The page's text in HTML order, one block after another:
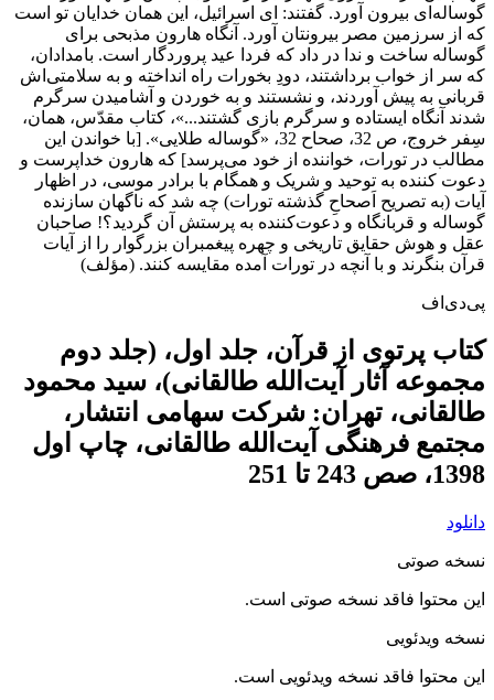
گوساله‌اى بيرون آورد. گفتند: اى اسرائيل، اين همان خدايان تو است
كه از سرزمين مصر بيرونتان آورد. آنگاه هارون مذبحى براى
گوساله ساخت و ندا در داد كه فردا عيد پروردگار است. بامدادان،
كه سر از خواب برداشتند، دودِ بخورات راه انداخته و به سلامتى‌اش
قربانى به پيش آوردند، و نشستند و به خوردن و آشاميدن سرگرم
شدند آنگاه ايستاده و سرگرم بازى گشتند...»، كتاب مقدّس، همان،
سِفر خروج، ص 32، صحاح 32، «گوساله طلايى». [با خواندن اين
مطالب در تورات، خواننده از خود مى‌پرسد] كه هارون خداپرست و
دعوت كننده به توحيد و شريک و همگام با برادر موسى، در اظهار
آيات (به تصريح اَصحاحِ گذشته تورات) چه شد كه ناگهان سازنده
گوساله و قربانگاه و دعوت‌كننده به پرستش آن گرديد؟! صاحبان
عقل و هوش حقايق تاريخى و چهره پيغمبران بزرگوار را از آيات
قرآن بنگرند و با آنچه در تورات آمده مقايسه كنند. (مؤلف)
پی‌دی‌اف
کتاب پرتوی از قرآن، جلد اول، (جلد دوم
مجموعه آثار آیت‌الله طالقانی)، سید محمود
طالقانی، تهران: شرکت سهامی انتشار،
مجتمع فرهنگی آیت‌الله طالقانی، چاپ اول
1398، صص 243 تا 251
دانلود
نسخه صوتی
این محتوا فاقد نسخه صوتی است.
نسخه ویدئویی
این محتوا فاقد نسخه ویدئویی است.